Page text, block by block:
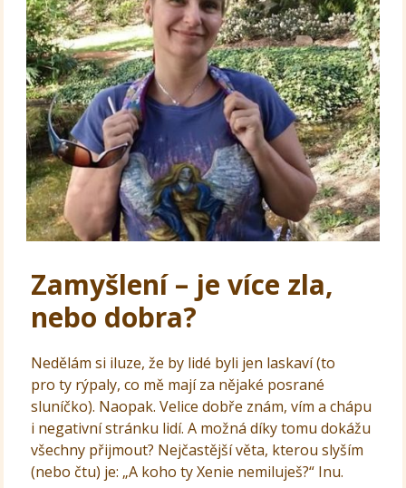
Zamyšlení – je více zla,
nebo dobra?
Nedělám si iluze, že by lidé byli jen laskaví (to
pro ty rýpaly, co mě mají za nějaké posrané
sluníčko). Naopak. Velice dobře znám, vím a chápu
i negativní stránku lidí. A možná díky tomu dokážu
všechny přijmout? Nejčastější věta, kterou slyším
(nebo čtu) je: „A koho ty Xenie nemiluješ?“ Inu.